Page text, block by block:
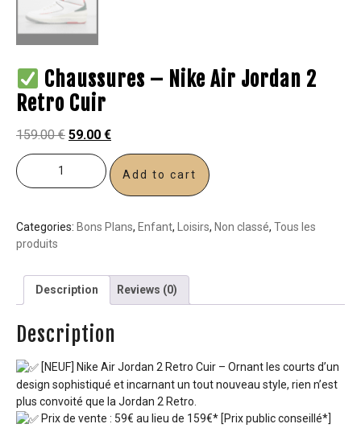
Chaussures – Nike Air Jordan 2
Retro Cuir
159.00€ 59.00 €
Add to cart
Categories: Bons Plans, Enfant, Loisirs, Non classé, Tous les
produits
Description Reviews (0)
Description
[NEUF] Nike Air Jordan 2 Retro Cuir – Ornant les courts d’un
design sophistiqué et incarnant un tout nouveau style, rien n’est
plus convoité que la Jordan 2 Retro.
Prix de vente : 59€ au lieu de 159€* [Prix public conseillé*]